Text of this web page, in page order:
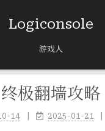
Logiconsole
游戏人
终极翻墙攻略
14 2025-01-21